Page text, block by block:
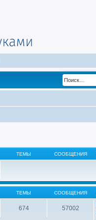
ТЕМЫ СООБЩЕНИЯ
ТЕМЫ СООБЩЕНИЯ
674 57002